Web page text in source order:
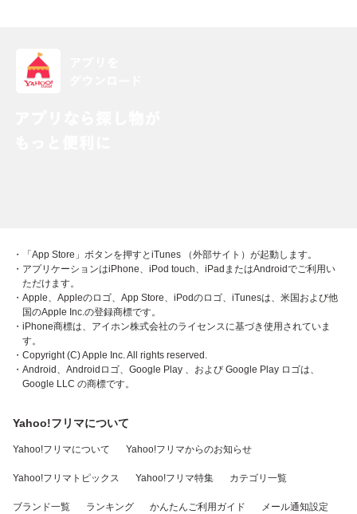
・「App Store」ボタンを押すとiTunes （外部サイト）が起動します。
・アプリケーションはiPhone、iPod touch、iPadまたはAndroidでご利用い
ただけます。
・Apple、Appleのロゴ、App Store、iPodのロゴ、iTunesは、米国および他
国のApple Inc.の登録商標です。
・iPhone商標は、アイホン株式会社のライセンスに基づき使用されていま
す。
・Copyright (C) Apple Inc. All rights reserved.
・Android、Androidロゴ、Google Play 、および Google Play ロゴは、
Google LLC の商標です。
Yahoo!フリマについて
Yahoo!フリマについて Yahoo!フリマからのお知らせ
Yahoo!フリマトピックス Yahoo!フリマ特集 カテゴリ一覧
ブランド一覧 ランキング かんたんご利用ガイド メール通知設定